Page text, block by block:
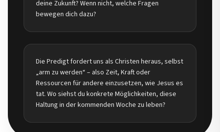
deine Zukunft? Wenn nicht, welche Fragen
bewegen dich dazu?
Die Predigt fordert uns als Christen heraus, selbst
„arm zu werden“ – also Zeit, Kraft oder
Ressourcen für andere einzusetzen, wie Jesus es
tat. Wo siehst du konkrete Möglichkeiten, diese
Haltung in der kommenden Woche zu leben?